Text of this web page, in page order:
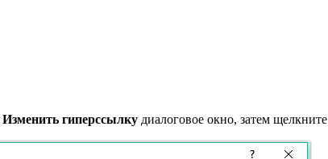
Изменить гиперссылку диалоговое окно, затем щелкните